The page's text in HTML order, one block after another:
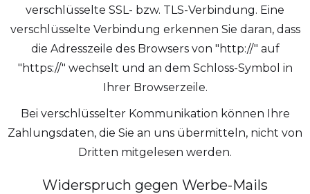
verschlüsselte SSL- bzw. TLS-Verbindung. Eine
verschlüsselte Verbindung erkennen Sie daran, dass
die Adresszeile des Browsers von "http://" auf
"https://" wechselt und an dem Schloss-Symbol in
Ihrer Browserzeile.
Bei verschlüsselter Kommunikation können Ihre
Zahlungsdaten, die Sie an uns übermitteln, nicht von
Dritten mitgelesen werden.
Widerspruch gegen Werbe-Mails